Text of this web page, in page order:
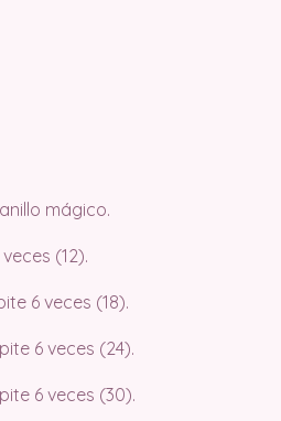
mágico.
(12).
6 veces (18).
6 veces (24).
6 veces (30).